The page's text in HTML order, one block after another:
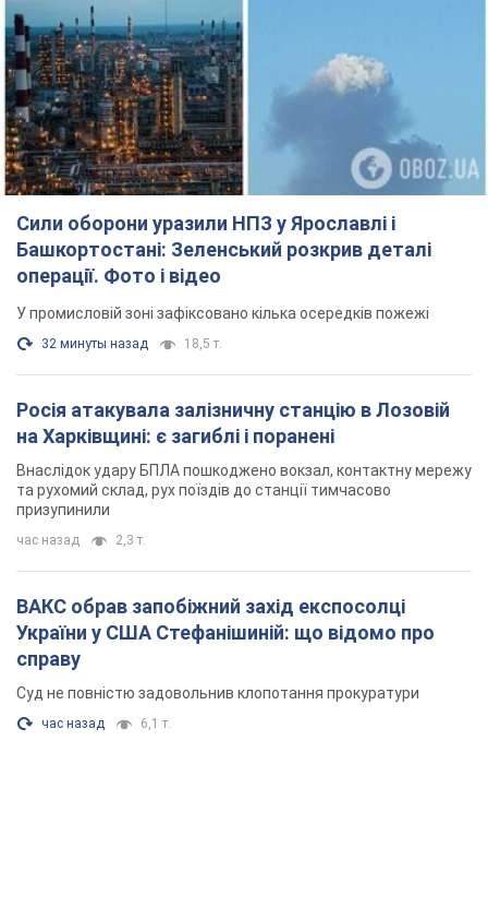
Сили оборони уразили НПЗ у Ярославлі і
Башкортостані: Зеленський розкрив деталі
операції. Фото і відео
У промисловій зоні зафіксовано кілька осередків пожежі
32 минуты назад 18,5 т.
Росія атакувала залізничну станцію в Лозовій
на Харківщині: є загиблі і поранені
Внаслідок удару БПЛА пошкоджено вокзал, контактну мережу
та рухомий склад, рух поїздів до станції тимчасово
призупинили
час назад 2,3 т.
ВАКС обрав запобіжний захід експосолці
України у США Стефанішиній: що відомо про
справу
Суд не повністю задовольнив клопотання прокуратури
час назад 6,1 т.